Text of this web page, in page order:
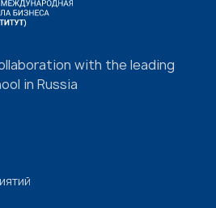
with the leading
in Russia